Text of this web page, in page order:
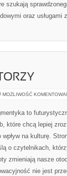
szukają
oraz usługami
MOŻLIWOŚĆ
to
które chcą lepiej
wpływ na kulturę.
o czytelnikach,
zmieniają nasze
nie jest